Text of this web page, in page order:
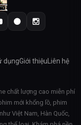
dụngGiới thiệu Liên hệ
chất lượng cao miễn phí
mới khổng lồ, phim
Việt Nam, Hàn Quốc,